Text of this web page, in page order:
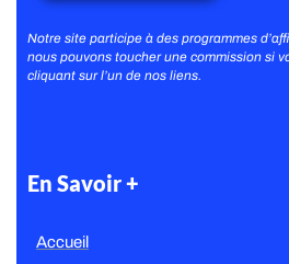
Notre site participe à des programmes
nous pouvons toucher une commission si
cliquant sur l’un de nos liens.
En Savoir +
Accueil